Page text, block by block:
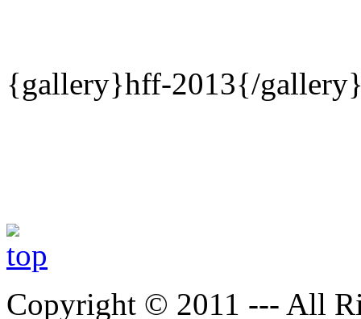
{gallery}hff-2013{/
Copyright © 2011 --- All